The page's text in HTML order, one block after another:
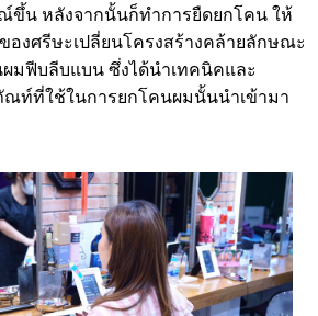
ขึ้น หลังจากนั้นก็ทำการยืดยกโคน ให้
งศรีษะเปลี่ยนโครงสร้างคล้ายลักษณะ
ผมฟีบลีบแบน ซึ่งได้นำเทคนิคและ
ท์ที่ใช้ในการยกโคนผมนั้นนำเข้ามา